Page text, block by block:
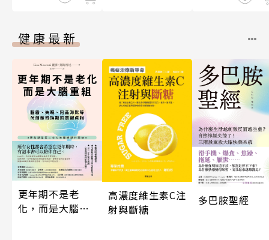
健康最新
更年期不是老
化，而是大腦重
高濃度維生素C注
射與斷糖
多巴胺聖經